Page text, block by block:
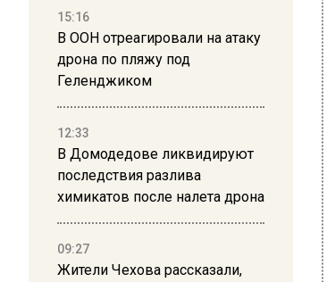
15:16
В ООН отреагировали на атаку
дрона по пляжу под
Геленджиком
12:33
В Домодедове ликвидируют
последствия разлива
химикатов после налета дрона
09:27
Жители Чехова рассказали,